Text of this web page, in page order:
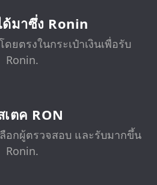
ด้มาซึ่ง Ronin
ยตรงในกระเป๋าเงินเพื่อรับ
Ronin.
เตค RON
ลือกผู้ตรวจสอบ และรับมากขึ้น
Ronin.